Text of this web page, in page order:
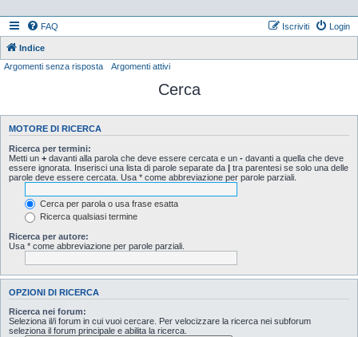
FAQ Login
Iscriviti
Indice
Argomenti senza risposta
Argomenti attivi
Cerca
MOTORE DI RICERCA
Ricerca per termini:
Metti un + davanti alla parola che deve essere cercata e un - davanti a quella che deve
essere ignorata. Inserisci una lista di parole separate da | tra parentesi se solo una delle
parole deve essere cercata. Usa * come abbreviazione per parole parziali.
Cerca per parola o usa frase esatta
Ricerca qualsiasi termine
Ricerca per autore:
Usa * come abbreviazione per parole parziali.
OPZIONI DI RICERCA
Ricerca nei forum:
Seleziona il/i forum in cui vuoi cercare. Per velocizzare la ricerca nei subforum
seleziona il forum principale e abilita la ricerca.